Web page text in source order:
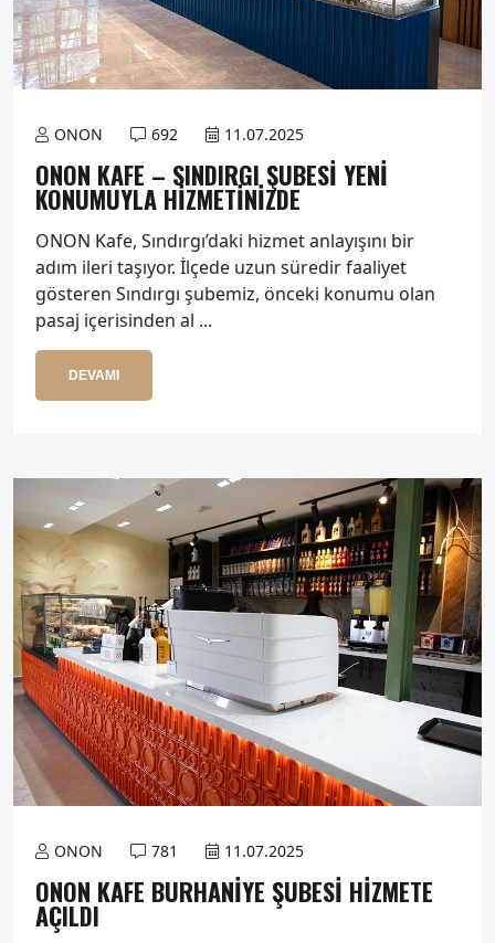
ONON 692 11.07.2025
ONON KAFE – SINDIRGI ŞUBESI YENI
KONUMUYLA HIZMETINIZDE
ONON Kafe, Sındırgı’daki hizmet anlayışını bir
adım ileri taşıyor. İlçede uzun süredir faaliyet
gösteren Sındırgı şubemiz, önceki konumu olan
pasaj içerisinden al ...
DEVAMI
ONON 781 11.07.2025
ONON KAFE BURHANIYE ŞUBESI HIZMETE
AÇILDI